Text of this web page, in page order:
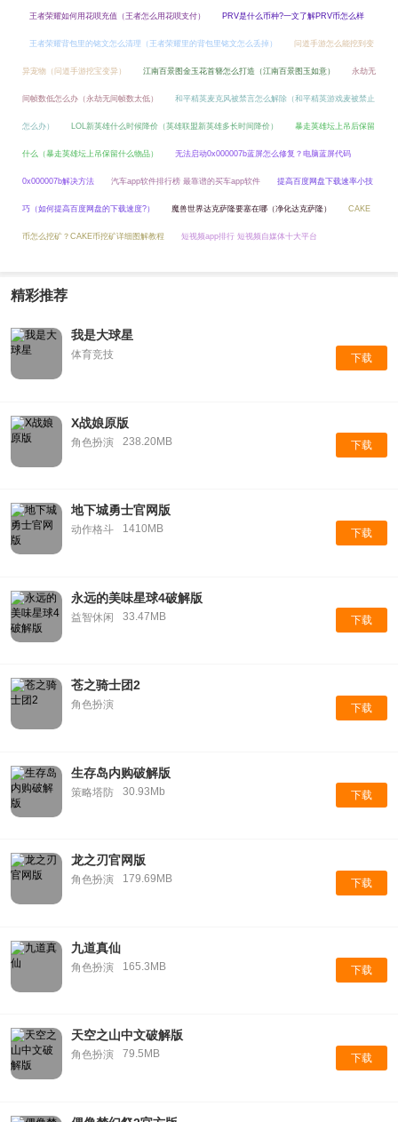
王者荣耀如何用花呗充值（王者怎么用花呗支付） PRV是什么币种?一文了解PRV币怎么样
王者荣耀背包里的铭文怎么清理（王者荣耀里的背包里铭文怎么丢掉） 问道手游怎么能挖到变
异宠物（问道手游挖宝变异） 江南百景图金玉花首簪怎么打造（江南百景图玉如意） 永劫无
间帧数低怎么办（永劫无间帧数太低） 和平精英麦克风被禁言怎么解除（和平精英游戏麦被禁止
怎么办） LOL新英雄什么时候降价（英雄联盟新英雄多长时间降价） 暴走英雄坛上吊后保留
什么（暴走英雄坛上吊保留什么物品） 无法启动0x000007b蓝屏怎么修复？电脑蓝屏代码
0x000007b解决方法 汽车app软件排行榜 最靠谱的买车app软件 提高百度网盘下载速率小技
巧（如何提高百度网盘的下载速度?） 魔兽世界达克萨隆要塞在哪（净化达克萨隆） CAKE
币怎么挖矿？CAKE币挖矿详细图解教程 短视频app排行 短视频自媒体十大平台
精彩推荐
我是大球星
体育竞技 下载
X战娘原版
角色扮演 238.20MB 下载
地下城勇士官网版
动作格斗 1410MB 下载
永远的美味星球4破解版
益智休闲 33.47MB 下载
苍之骑士团2
角色扮演 下载
生存岛内购破解版
策略塔防 30.93Mb 下载
龙之刃官网版
角色扮演 179.69MB 下载
九道真仙
角色扮演 165.3MB 下载
天空之山中文破解版
角色扮演 79.5MB 下载